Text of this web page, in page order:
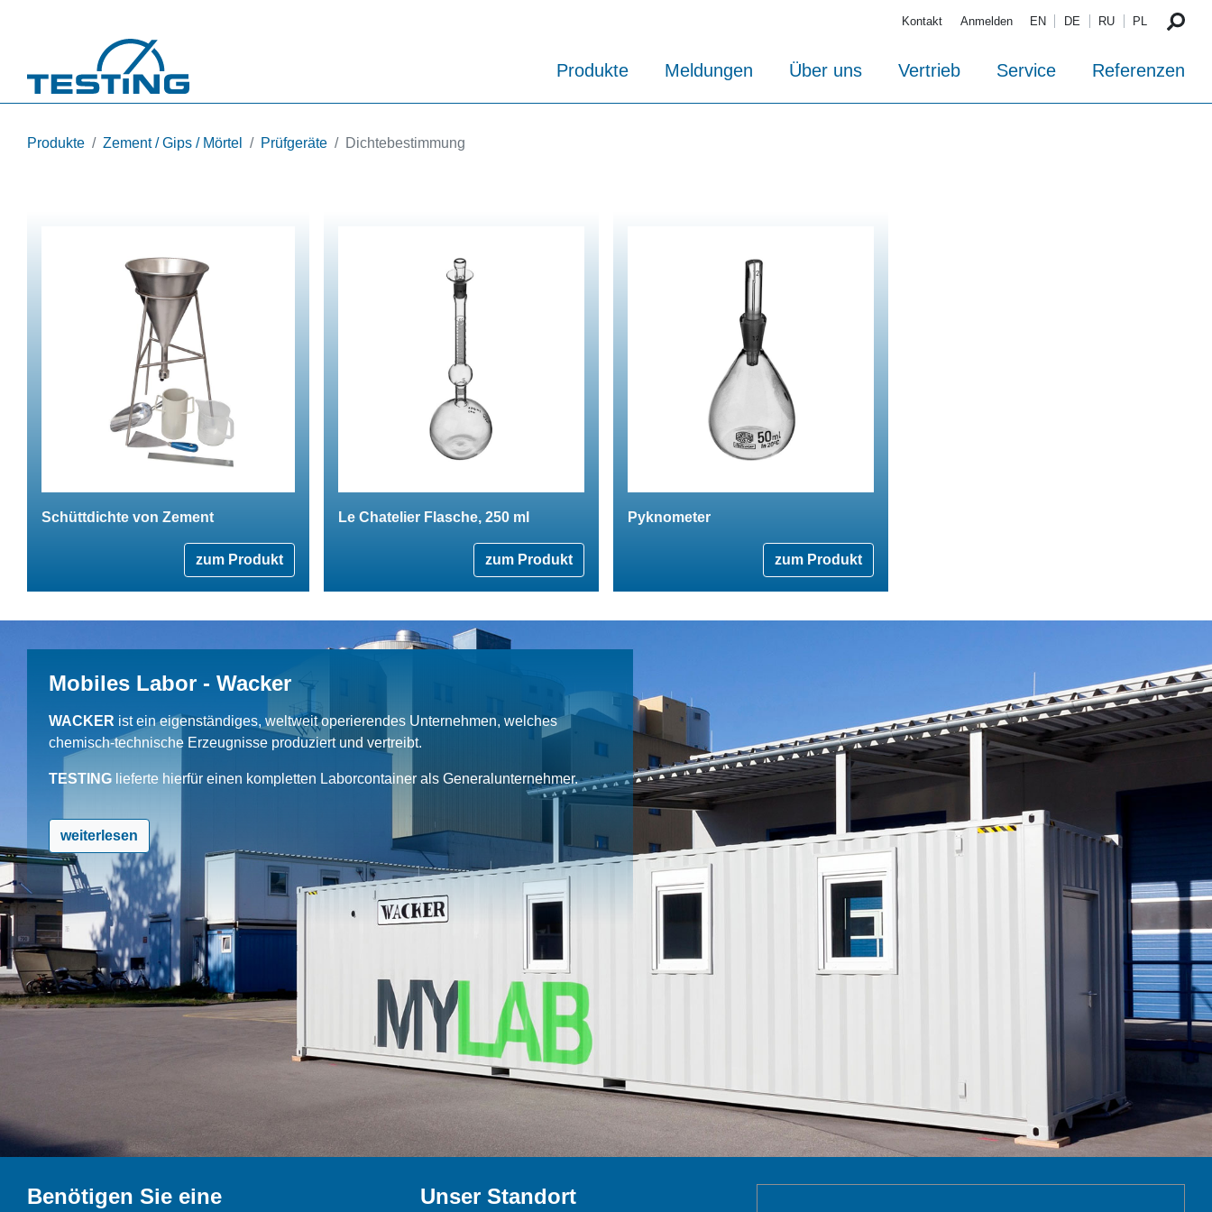
Kontakt Anmelden EN DE RU PL
Produkte Meldungen Über uns Vertrieb Service Referenzen
Produkte Zement / Gips / Mörtel Prüfgeräte Dichtebestimmung
Schüttdichte von Zement
zum Produkt
Le Chatelier Flasche, 250 ml
zum Produkt
Pyknometer
zum Produkt
Mobiles Labor - Wacker
WACKER ist ein eigenständiges, weltweit operierendes Unternehmen, welches
chemisch-technische Erzeugnisse produziert und vertreibt.
TESTING lieferte hierfür einen kompletten Laborcontainer als Generalunternehmer.
weiterlesen
Benötigen Sie eine
Unser Standort